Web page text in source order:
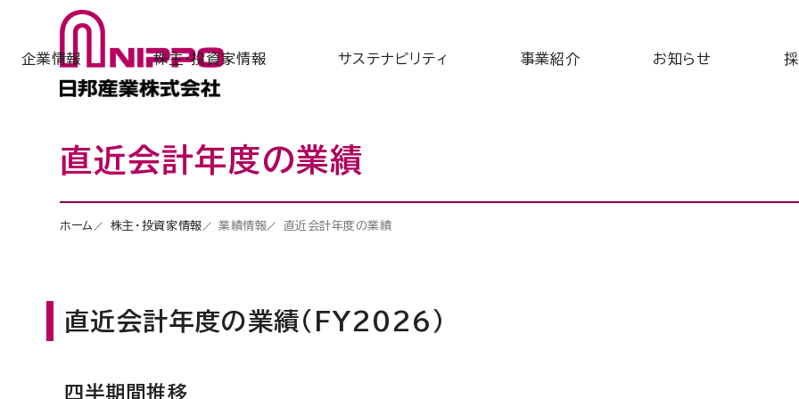
企業情報 株主・投資家情報 サステナビリティ 事業紹介 お知らせ
直近会計年度の業績
ホーム 株主・投資家情報 業績情報 直近会計年度の業績
直近会計年度の業績（FY2026）
四半期間推移